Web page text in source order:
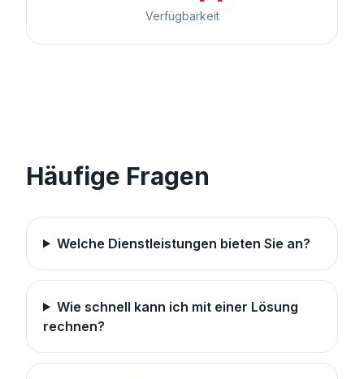
Verfügbarkeit
Häufige Fragen
Welche Dienstleistungen bieten Sie an?
Wie schnell kann ich mit einer Lösung
rechnen?